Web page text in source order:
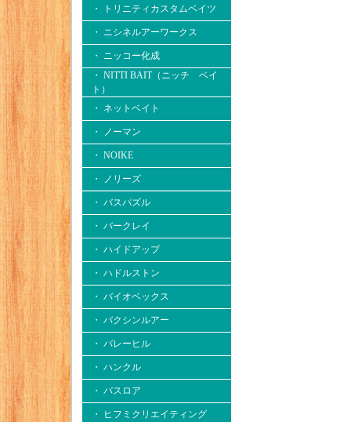
・ トリニティカスタムベイツ
・ ニシネルアーワークス
・ ニッコー化成
・ NITTI BAIT（ニッチ ベイ
ト）
・ ネットベイト
・ ノーマン
・ NOIKE
・ ノリーズ
・ バスパズル
・ バークレイ
・ ハイドアップ
・ ハドルストン
・ バイオベックス
・ バクシンルアー
・ バレーヒル
・ ハンクル
・ バスロア
・ ヒフミクリエイティング